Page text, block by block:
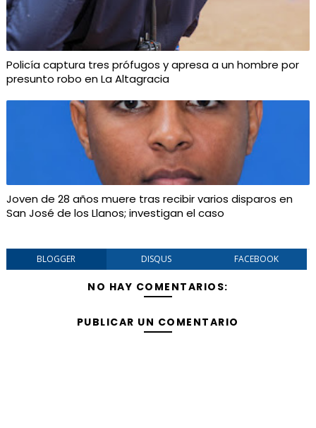
Policía captura tres prófugos y apresa a un hombre por
presunto robo en La Altagracia
Joven de 28 años muere tras recibir varios disparos en
San José de los Llanos; investigan el caso
BLOGGER DISQUS FACEBOOK
NO HAY COMENTARIOS:
PUBLICAR UN COMENTARIO